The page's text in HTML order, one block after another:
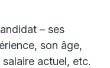
– ses
son âge,
actuel, etc.